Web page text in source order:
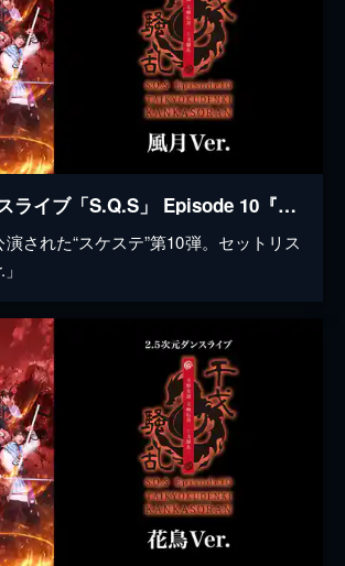
2.5次元ダンスライブ「S.Q.S」 Episode 10『月野奇譚 太極伝奇 -干戈騒乱-』風月Ver.
された“スケステ”第10弾。セットリス